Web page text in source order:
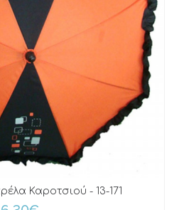
Καροτσιού - 13-171